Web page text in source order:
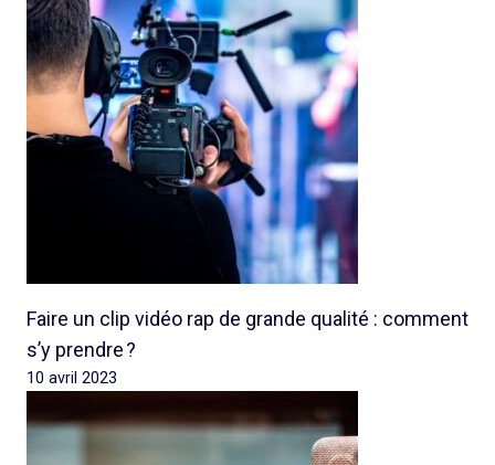
Faire un clip vidéo rap de grande qualité : comment
s’y prendre ?
10 avril 2023